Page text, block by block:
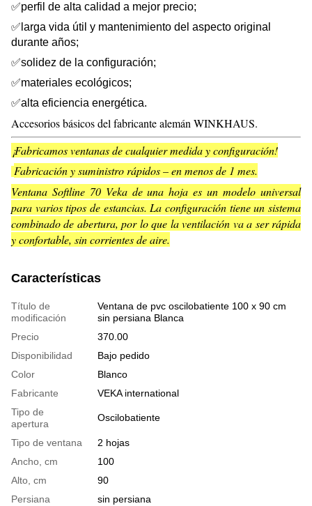
✅perfil de alta calidad a mejor precio;
✅larga vida útil y mantenimiento del aspecto original
durante años;
✅solidez de la configuración;
✅materiales ecológicos;
✅alta eficiencia energética.
Accesorios básicos del fabricante alemán WINKHAUS.
¡Fabricamos ventanas de cualquier medida y configuración!
Fabricación y suministro rápidos – en menos de 1 mes.
Ventana Softline 70 Veka de una hoja es un modelo universal
para varios tipos de estancias. La configuración tiene un sistema
combinado de abertura, por lo que la ventilación va a ser rápida
y confortable, sin corrientes de aire.
Características
Título de
modificación
Ventana de pvc oscilobatiente 100 x 90 cm
sin persiana Blanca
Precio
370.00
Disponibilidad
Bajo pedido
Color
Blanco
Fabricante
VEKA international
Tipo de
apertura
Oscilobatiente
Tipo de ventana
2 hojas
Ancho, cm
100
Alto, cm
90
Persiana
sin persiana